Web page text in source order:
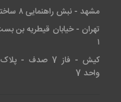
مشهد - نبش راهنمایی ۸ ساختمان ممتاز
۱
واحد 7